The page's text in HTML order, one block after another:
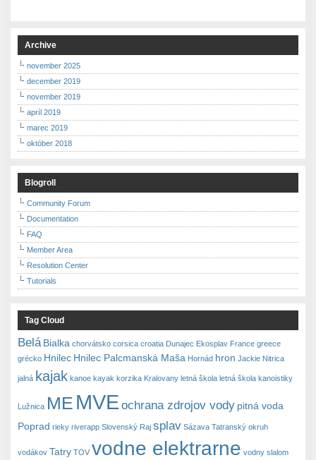
Archive
november 2025
december 2019
november 2019
apríl 2019
marec 2019
október 2018
Blogroll
Community Forum
Documentation
FAQ
Member Area
Resolution Center
Tutorials
Tag Cloud
Belá Bialka chorvátsko corsica croatia Dunajec Ekosplav France greece
grécko Hnilec Hnilec Palcmanská Maša Hornád hron Jackie Nitrica
jalná kajak kanoe kayak korzika Kralovany letná škola letná škola kanoistiky
Lužnica ME MVE ochrana zdrojov vody pitná voda
Poprad rieky riverapp Slovenský Raj splav Sázava Tatranský okruh
vodákov Tatry TOV vodne elektrarne vodny slalom